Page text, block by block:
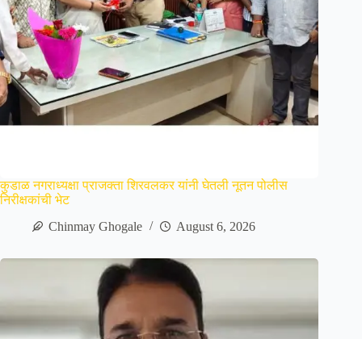
कुडाळ नगराध्यक्षा प्राजक्ता शिरवलकर यांनी घेतली नूतन पोलीस
निरीक्षकांची भेट
Chinmay Ghogale
August 6, 2026